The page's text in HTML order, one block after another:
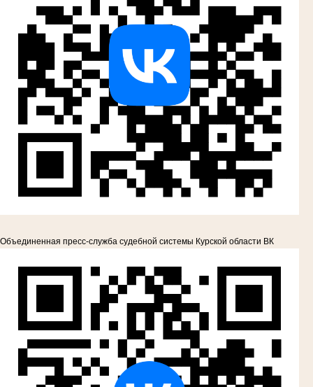
Объединенная пресс-служба судебной системы Курской области ВК